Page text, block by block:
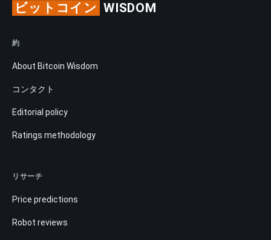
ビットコイン WISDOM
約
About Bitcoin Wisdom
コンタクト
Editorial policy
Ratings methodology
リサーチ
Price predictions
Robot reviews